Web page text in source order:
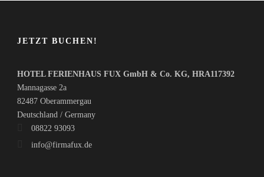
JETZT BUCHEN!
HOTEL FERIENHAUS FUX GmbH & Co. KG, HRA117392
Mannagasse 2a
82487 Oberammergau
Deutschland / Germany
08822 93093
info@firmafux.de